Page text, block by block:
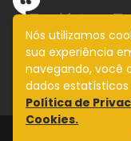
Informação com
SIGA
Nós utilizamos
sua experiência
navegando, você
dados
Política de
Cookies.